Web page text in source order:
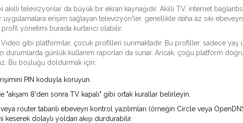
akıllı televizyonlar da büyük bir ekran kaynağıdır. Akıllı TV internet
uygulamalara erişim sağlayan televizyon'ler, genellikle daha az sıkı ebeveyn
yönetimi burada kurtarıcı olabilir.
Video gibi platformlar, çocuk profilleri sunmaktadır. Bu profiller, sadece yaş
durumlarda günlük kullanım raporları da sunar. Ancak, çoğu platform
Bu boşluğu doldurmak için:
PIN koduyla koruyun.
"akşam 8'den sonra TV kapalı" gibi ortak kurallar belirleyin.
veya router tabanlı ebeveyn kontrol yazılımları (örneğin Circle veya
dolaylı yoldan akışı durdurabilir.